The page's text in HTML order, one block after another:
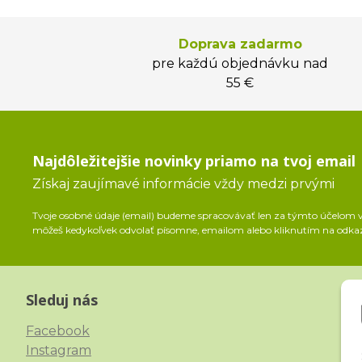
Doprava zadarmo
pre každú objednávku nad
55 €
Najdôležitejšie novinky priamo na tvoj email
Získaj zaujímavé informácie vždy medzi prvými
Tvoje osobné údaje (email) budeme spracovávať len za týmto
môžeš kedykoľvek odvolať písomne, emailom alebo kliknutím na
Sleduj nás
Facebook
Instagram